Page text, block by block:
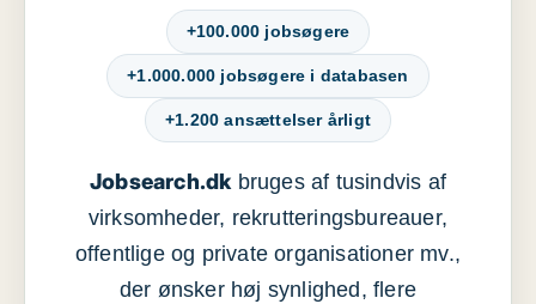
+100.000 jobsøgere
+1.000.000 jobsøgere i databasen
+1.200 ansættelser årligt
Jobsearch.dkbruges af tusindvis af
virksomheder, rekrutteringsbureauer,
offentlige og private organisationer mv.,
der ønsker høj synlighed, flere